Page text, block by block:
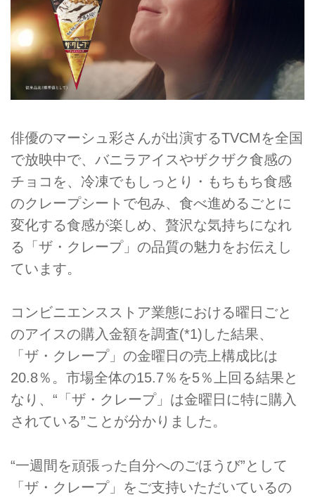
俳優のマーシュ彩さんが出演するTVCMを全国
で放映中で、バニラアイスやザクザク食感の
チョコを、冷凍でもしっとり・もちもち食感
のクレープシートで包み、食べ進めるごとに
変化する食感が楽しめ、贅沢な気持ちになれ
る「ザ・クレープ」の品質の魅力をお伝えし
ています。
コンビニエンスストア業態における曜日ごと
のアイスの購入金額を調査(*1)した結果、
「ザ・クレープ」の金曜日の売上構成比は
20.8％。市場全体の15.7％を5％上回る結果と
なり、“「ザ・クレープ」は金曜日に特に購入
されている”ことが分かりました。
“一週間を頑張った自分へのごほうび”として
「ザ・クレープ」をご支持いただいているの